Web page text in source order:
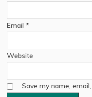
Email *
Website
Save my name,